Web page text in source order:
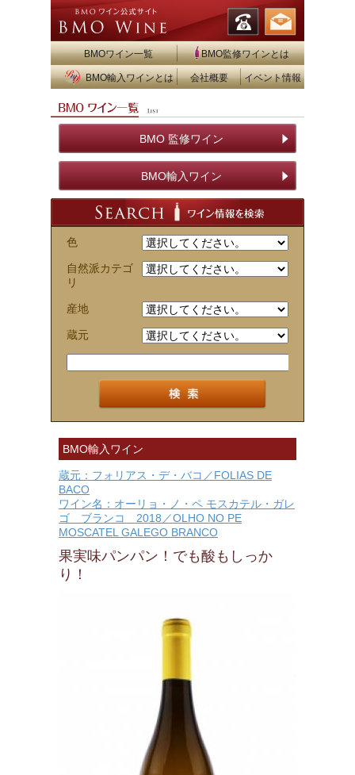
BMOワイン一覧 BMO監修ワインとは
BMO輸入ワインとは 会社概要 イベント情報
BMO 監修ワイン
BMO輸入ワイン
色
自然派カテゴ
リ
産地
蔵元
BMO輸入ワイン
蔵元：フォリアス・デ・バコ／FOLIAS DE
BACO
ワイン名：オーリョ・ノ・ペ モスカテル・ガレ
ゴ ブランコ 2018／OLHO NO PE
MOSCATEL GALEGO BRANCO
果実味パンパン！でも酸もしっか
り！